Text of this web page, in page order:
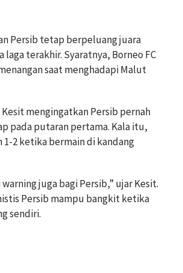
Persib tetap berpeluang juara
laga terakhir. Syaratnya, Borneo FC
saat menghadapi Malut
mengingatkan Persib pernah
pada putaran pertama. Kala itu,
1-2 ketika bermain di kandang
juga bagi Persib,” ujar Kesit.
Persib mampu bangkit ketika
sendiri.